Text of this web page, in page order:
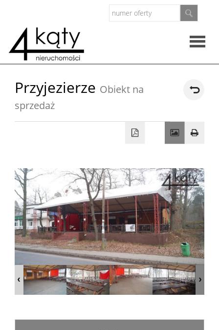
O
firmie
Przyjezierze Obiekt na
sprzedaż